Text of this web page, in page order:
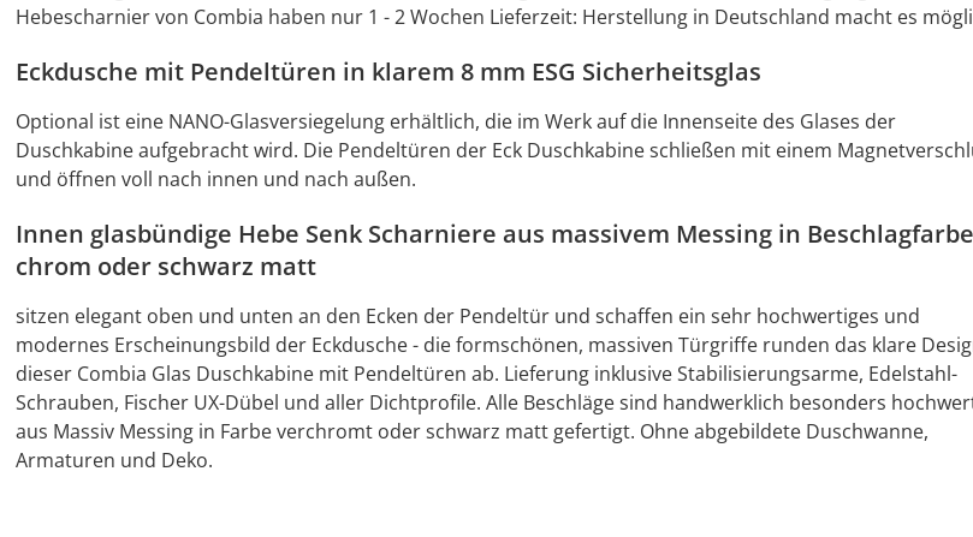
Hebescharnier von Combia haben nur 1 - 2 Wochen Lieferzeit: Herstellung in Deutschland macht es
Eckdusche mit Pendeltüren in klarem 8 mm ESG Sicherheitsglas
Optional ist eine NANO-Glasversiegelung erhältlich, die im Werk auf die Innenseite des Glases der
Duschkabine aufgebracht wird. Die Pendeltüren der Eck Duschkabine schließen mit einem
und öffnen voll nach innen und nach außen.
Innen glasbündige Hebe Senk Scharniere aus massivem Messing in Beschlagfarbe
chrom oder schwarz matt
sitzen elegant oben und unten an den Ecken der Pendeltür und schaffen ein sehr hochwertiges und
modernes Erscheinungsbild der Eckdusche - die formschönen, massiven Türgriffe runden das klare
dieser Combia Glas Duschkabine mit Pendeltüren ab. Lieferung inklusive Stabilisierungsarme, Edelstahl-
Schrauben, Fischer UX-Dübel und aller Dichtprofile. Alle Beschläge sind handwerklich besonders
aus Massiv Messing in Farbe verchromt oder schwarz matt gefertigt. Ohne abgebildete Duschwanne,
Armaturen und Deko.